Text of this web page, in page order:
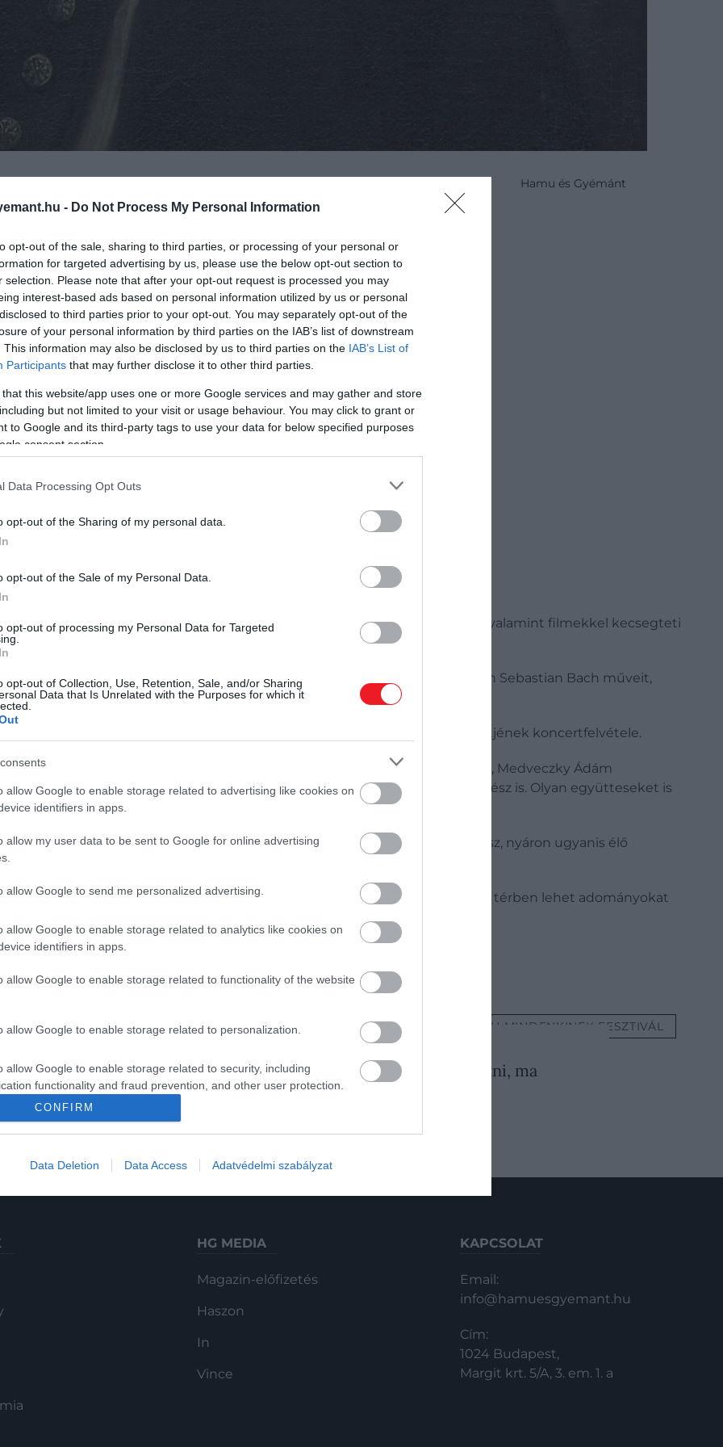
- Do Not Process My Personal Information
opt-out of the sale, sharing to third parties, or processing of your personal or
for targeted advertising by us, please use the below opt-out section to
selection. Please note that after your opt-out request is processed you may
interest-based ads based on personal information utilized by us or personal
to third parties prior to your opt-out. You may separately opt-out of the
of your personal information by third parties on the IAB’s list of downstream
This information may also be disclosed by us to third parties on the IAB’s List of
Participants that may further disclose it to other third parties.
that this website/app uses one or more Google services and may gather and store
but not limited to your visit or usage behaviour. You may click to grant or
to Google and its third-party tags to use your data for below specified purposes
consent section.
Data Processing Opt Outs
opt-out of the Sharing of my personal data.
opt-out of the Sale of my Personal Data.
opt-out of processing my Personal Data for Targeted
opt-out of Collection, Use, Retention, Sale, and/or Sharing
Data that Is Unrelated with the Purposes for which it
allow Google to enable storage related to advertising like cookies on
identifiers in apps.
allow my user data to be sent to Google for online advertising
allow Google to send me personalized advertising.
allow Google to enable storage related to analytics like cookies on
identifiers in apps.
allow Google to enable storage related to functionality of the website
allow Google to enable storage related to personalization.
allow Google to enable storage related to security, including
functionality and fraud prevention, and other user protection.
CONFIRM
Data Deletion Data Access Adatvédelmi szabályzat
Hamu és Gyémánt
Bach Mindenkinek Fesztivál
várja az érdeklődőket.
oldalunkat preferált forrásként a Google Keresőben
Fesztiváltöbb mint 100 koncerttel, zenével összekötött beszélgetésekkel, valamint filmekkel kecsegteti
majd be, ahol különböző hangszerek megszólalása által hallhatjuk Johann Sebastian Bach műveit,
is láthatóak lesznek, ilyen Bach János-passiója, vagy hat csellószvitjének koncertfelvétele.
találkozhatunk például Perényi Miklós Kossuth-díjas csellóművésszel, Medveczky Ádám
aBach Mindenkinek Fesztiváligazgatója, Kovács Zalán László tubaművész is. Olyan együtteseket is
és az Operaház művészei.
követhetjük ingyenesen. A fesztiválnak remélhetően több szakasza lesz, nyáron ugyanis élő
is kapcsolódik, aMagyar Gyermekmentő Alapítvány
számára az online térben lehet adományokat
FIDELIO KLASSZIKUS ZENE JOHANN SEBASTIAN BACH BACH MINDENKINEK FESZTIVÁL
a Sátánt ez
2026. AUGUSZTUS 9. ● KULTÚRA
27 évesen öngyilkos akart lenni, ma
elképzelhetetlen…
HG MEDIA
Magazin-előfizetés
Haszon
In
Vince
KAPCSOLAT
Email:
info@hamuesgyemant.hu
Cím:
1024 Budapest,
Margit krt. 5/A, 3. em. 1. a